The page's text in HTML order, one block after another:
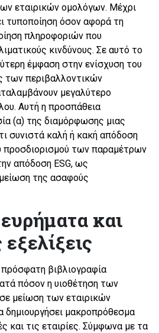
εταιρικών ομολόγων. Μέχρι
τυποποίηση όσον αφορά τη
πληροφοριών που
κινδύνους. Σε αυτό το
έμφαση στην ενίσχυση του
των περιβαλλοντικών
μεγαλύτερο
Αυτή η προσπάθεια
(α) της διαμόρφωσης μιας
συνιστά καλή ή κακή απόδοση
προσδιορισμού των παραμέτρων
απόδοση ESG, ως
της ασαφούς
και
βιβλιογραφία
πόσον η υιοθέτηση των
μείωση των εταιρικών
δημιουργήσει μακροπρόθεσμα
και τις εταιρίες. Σύμφωνα με τα